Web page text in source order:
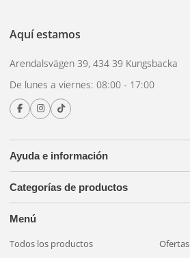
Ayuda e información
Categorías de productos
Menú
Todos los productos Ofertas
Aquí estamos
Arendalsvägen 39, 434 39 Kungsbacka
De lunes a viernes: 08:00 - 17:00